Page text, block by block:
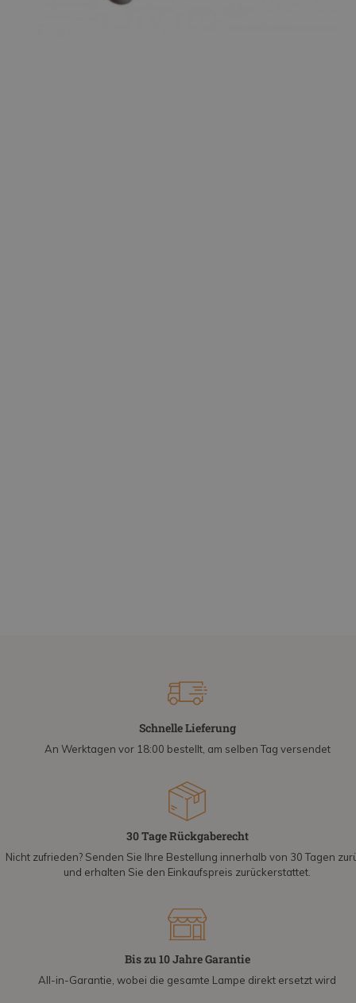
Schnelle Lieferung
An Werktagen vor 18:00 bestellt, am selben Tag versendet
30 Tage Rückgaberecht
Nicht zufrieden? Senden Sie Ihre Bestellung innerhalb von 30 Tagen
und erhalten Sie den Einkaufspreis zurückerstattet.
Bis zu 10 Jahre Garantie
All-in-Garantie, wobei die gesamte Lampe direkt ersetzt wird